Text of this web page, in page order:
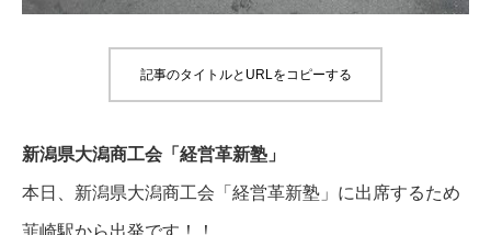
記事のタイトルとURLをコピーする
新潟県大潟商工会「経営革新塾」
本日、新潟県大潟商工会「経営革新塾」に出席するため
韮崎駅から出発です！！